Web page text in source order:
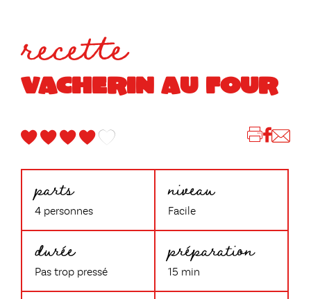
recette
VACHERIN AU FOUR
parts
4 personnes
niveau
Facile
durée
Pas trop pressé
préparation
15 min